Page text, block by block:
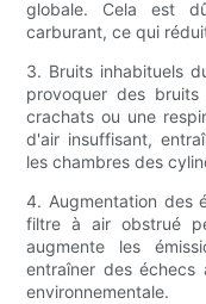
globale. Cela est
carburant, ce qui
3. Bruits inhabituels
provoquer des
crachats ou une
d'air insuffisant,
les chambres des
4. Augmentation des
filtre à air obstrué
augmente les
entraîner des échecs
environnementale.